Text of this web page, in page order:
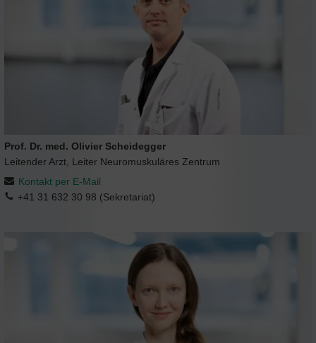
Prof. Dr. med. Olivier Scheidegger
Leitender Arzt, Leiter Neuromuskuläres Zentrum
Kontakt per E-Mail
+41 31 632 30 98 (Sekretariat)